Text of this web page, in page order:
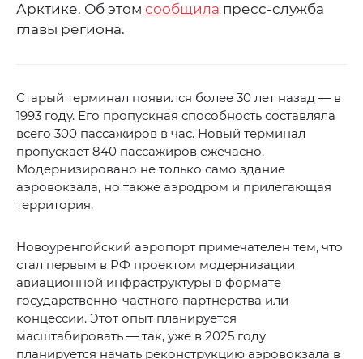
Арктике. Об этом сообщила пресс-служба
главы региона.
Старый терминал появился более 30 лет назад — в
1993 году. Его пропускная способность составляла
всего 300 пассажиров в час. Новый терминал
пропускает 840 пассажиров ежечасно.
Модернизировано не только само здание
аэровокзала, но также аэродром и прилегающая
территория.
Новоуренгойский аэропорт примечателен тем, что
стал первым в РФ проектом модернизации
авиационной инфраструктуры в формате
государственно-частного партнерства или
концессии. Этот опыт планируется
масштабировать — так, уже в 2025 году
планируется начать реконструкцию аэровокзала в